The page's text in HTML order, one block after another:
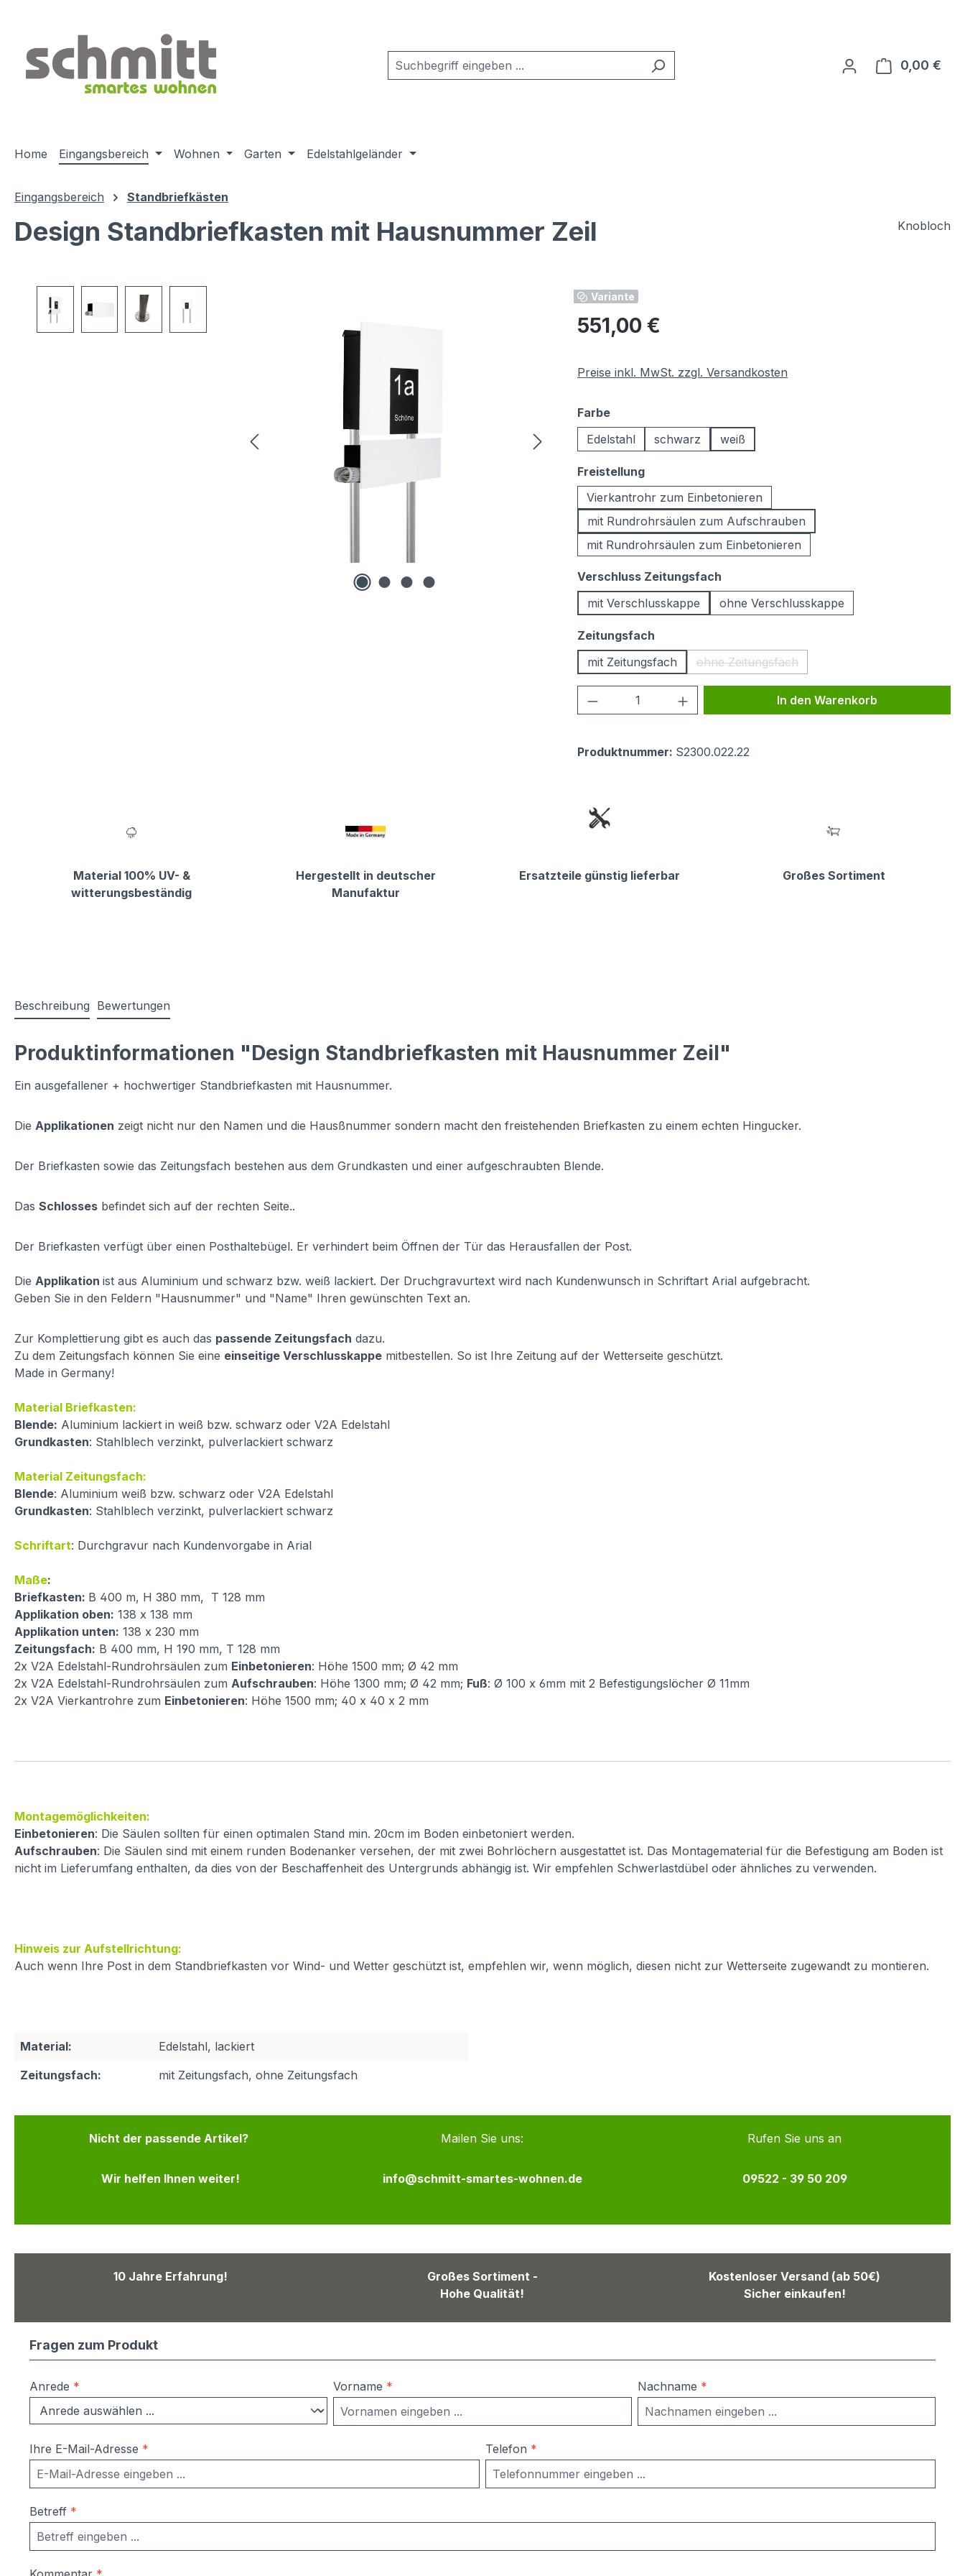
0,00 €
Home Eingangsbereich Wohnen Garten Edelstahlgeländer
Eingangsbereich Standbriefkästen
Design Standbriefkasten mit Hausnummer Zeil Knobloch
Variante
Regulärer Preis:
551,00 €
Preise inkl. MwSt. zzgl. Versandkosten
Farbeauswählen
Edelstahl
schwarz weiß
Freistellungauswählen
Vierkantrohr zum Einbetonieren
mit Rundrohrsäulen zum Aufschrauben
mit Rundrohrsäulen zum Einbetonieren
Verschluss Zeitungsfach
mit Verschlusskappe
ohne Verschlusskappe
Zeitungsfach
mit Zeitungsfach
ohne Zeitungsfach
(Diese Option ist zurzeit nicht verfügbar.)
Produkt Anzahl: Gib den gewünschten Wert
In den Warenkorb
Produktnummer: S2300.022.22
Material 100% UV- &
witterungsbeständig
Hergestellt in deutscher
Manufaktur
Ersatzteile günstig lieferbar Großes Sortiment
Beschreibung Bewertungen
Produktinformationen "Design Standbriefkasten mit Hausnummer Zeil"
Ein ausgefallener + hochwertiger Standbriefkasten mit Hausnummer.
Die Applikationen zeigt nicht nur den Namen und die Hausßnummer sondern macht den freistehenden Briefkasten zu einem echten Hingucker.
Der Briefkasten sowie das Zeitungsfach bestehen aus dem Grundkasten und einer aufgeschraubten Blende.
Das Schlosses befindet sich auf der rechten Seite..
Der Briefkasten verfügt über einen Posthaltebügel. Er verhindert beim Öffnen der Tür das Herausfallen der Post.
Die Applikation ist aus Aluminium und schwarz bzw. weiß lackiert. Der Druchgravurtext wird nach Kundenwunsch in Schriftart Arial aufgebracht.
Geben Sie in den Feldern "Hausnummer" und "Name" Ihren gewünschten Text an.
Zur Komplettierung gibt es auch das passende Zeitungsfach dazu.
Zu dem Zeitungsfach können Sie eine einseitige Verschlusskappe mitbestellen. So ist Ihre Zeitung auf der Wetterseite geschützt.
Made in Germany!
Material Briefkasten:
Blende: Aluminium lackiert in weiß bzw. schwarz oder V2A Edelstahl
Grundkasten: Stahlblech verzinkt, pulverlackiert schwarz
Material Zeitungsfach:
Blende: Aluminium weiß bzw. schwarz oder V2A Edelstahl
Grundkasten: Stahlblech verzinkt, pulverlackiert schwarz
Schriftart: Durchgravur nach Kundenvorgabe in Arial
Maße:
Briefkasten: B 400 m, H 380 mm, T 128 mm
Applikation oben: 138 x 138 mm
Applikation unten: 138 x 230 mm
Zeitungsfach: B 400 mm, H 190 mm, T 128 mm
2x V2A Edelstahl-Rundrohrsäulen zum Einbetonieren: Höhe 1500 mm; Ø 42 mm
2x V2A Edelstahl-Rundrohrsäulen zum Aufschrauben: Höhe 1300 mm; Ø 42 mm; Fuß: Ø 100 x 6mm mit 2 Befestigungslöcher Ø 11mm
2x V2A Vierkantrohre zum Einbetonieren: Höhe 1500 mm; 40 x 40 x 2 mm
Montagemöglichkeiten:
Einbetonieren: Die Säulen sollten für einen optimalen Stand min. 20cm im Boden einbetoniert werden.
Aufschrauben: Die Säulen sind mit einem runden Bodenanker versehen, der mit zwei Bohrlöchern ausgestattet ist. Das Montagematerial für die Befestigung am Boden ist
nicht im Lieferumfang enthalten, da dies von der Beschaffenheit des Untergrunds abhängig ist. Wir empfehlen Schwerlastdübel oder ähnliches zu verwenden.
Hinweis zur Aufstellrichtung:
Auch wenn Ihre Post in dem Standbriefkasten vor Wind- und Wetter geschützt ist, empfehlen wir, wenn möglich, diesen nicht zur Wetterseite zugewandt zu montieren.
Material:
Edelstahl, lackiert
Zeitungsfach:
mit Zeitungsfach, ohne Zeitungsfach
Nicht der passende Artikel?
Wir helfen Ihnen weiter!
Mailen Sie uns:
info@schmitt-smartes-wohnen.de
Rufen Sie uns an
09522 - 39 50 209
10 Jahre Erfahrung!
Großes Sortiment -
Hohe Qualität!
Kostenloser Versand (ab 50€)
Sicher einkaufen!
Fragen zum Produkt
Anrede * Vorname * Nachname *
Ihre E-Mail-Adresse * Telefon *
Betreff *